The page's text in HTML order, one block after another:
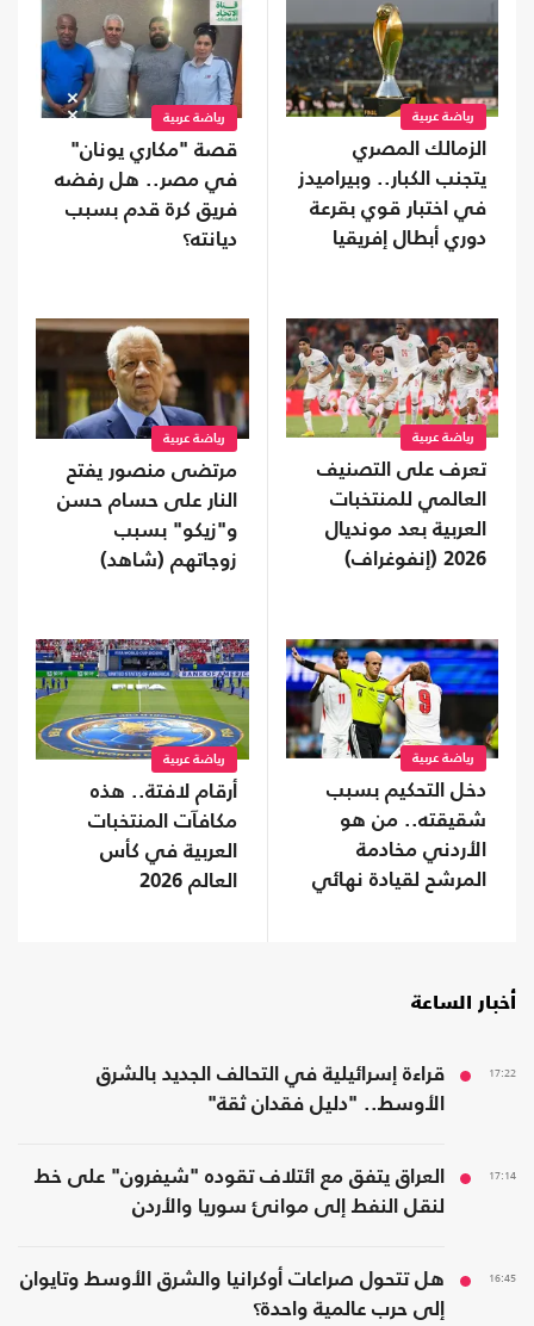
رياضة عربية
الزمالك المصري
يتجنب الكبار.. وبيراميدز
في اختبار قوي بقرعة
دوري أبطال إفريقيا
رياضة عربية
قصة "مكاري يونان"
في مصر.. هل رفضه
فريق كرة قدم بسبب
ديانته؟
رياضة عربية
تعرف على التصنيف
العالمي للمنتخبات
العربية بعد مونديال
2026 (إنفوغراف)
رياضة عربية
مرتضى منصور يفتح
النار على حسام حسن
و"زيكو" بسبب
زوجاتهم (شاهد)
رياضة عربية
دخل التحكيم بسبب
شقيقته.. من هو
الأردني مخادمة
المرشح لقيادة نهائي
رياضة عربية
أرقام لافتة.. هذه
مكافآت المنتخبات
العربية في كأس
العالم 2026
أخبار الساعة
17:22
قراءة إسرائيلية في التحالف الجديد بالشرق
الأوسط.. "دليل فقدان ثقة"
17:14
العراق يتفق مع ائتلاف تقوده "شيفرون" على خط
لنقل النفط إلى موانئ سوريا والأردن
16:45
هل تتحول صراعات أوكرانيا والشرق الأوسط وتايوان
إلى حرب عالمية واحدة؟